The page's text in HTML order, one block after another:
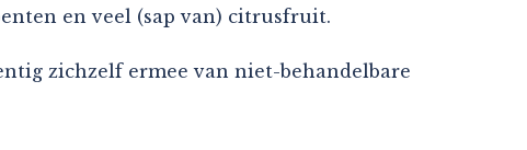
en veel (sap van) citrusfruit.
zichzelf ermee van niet-behandelbare